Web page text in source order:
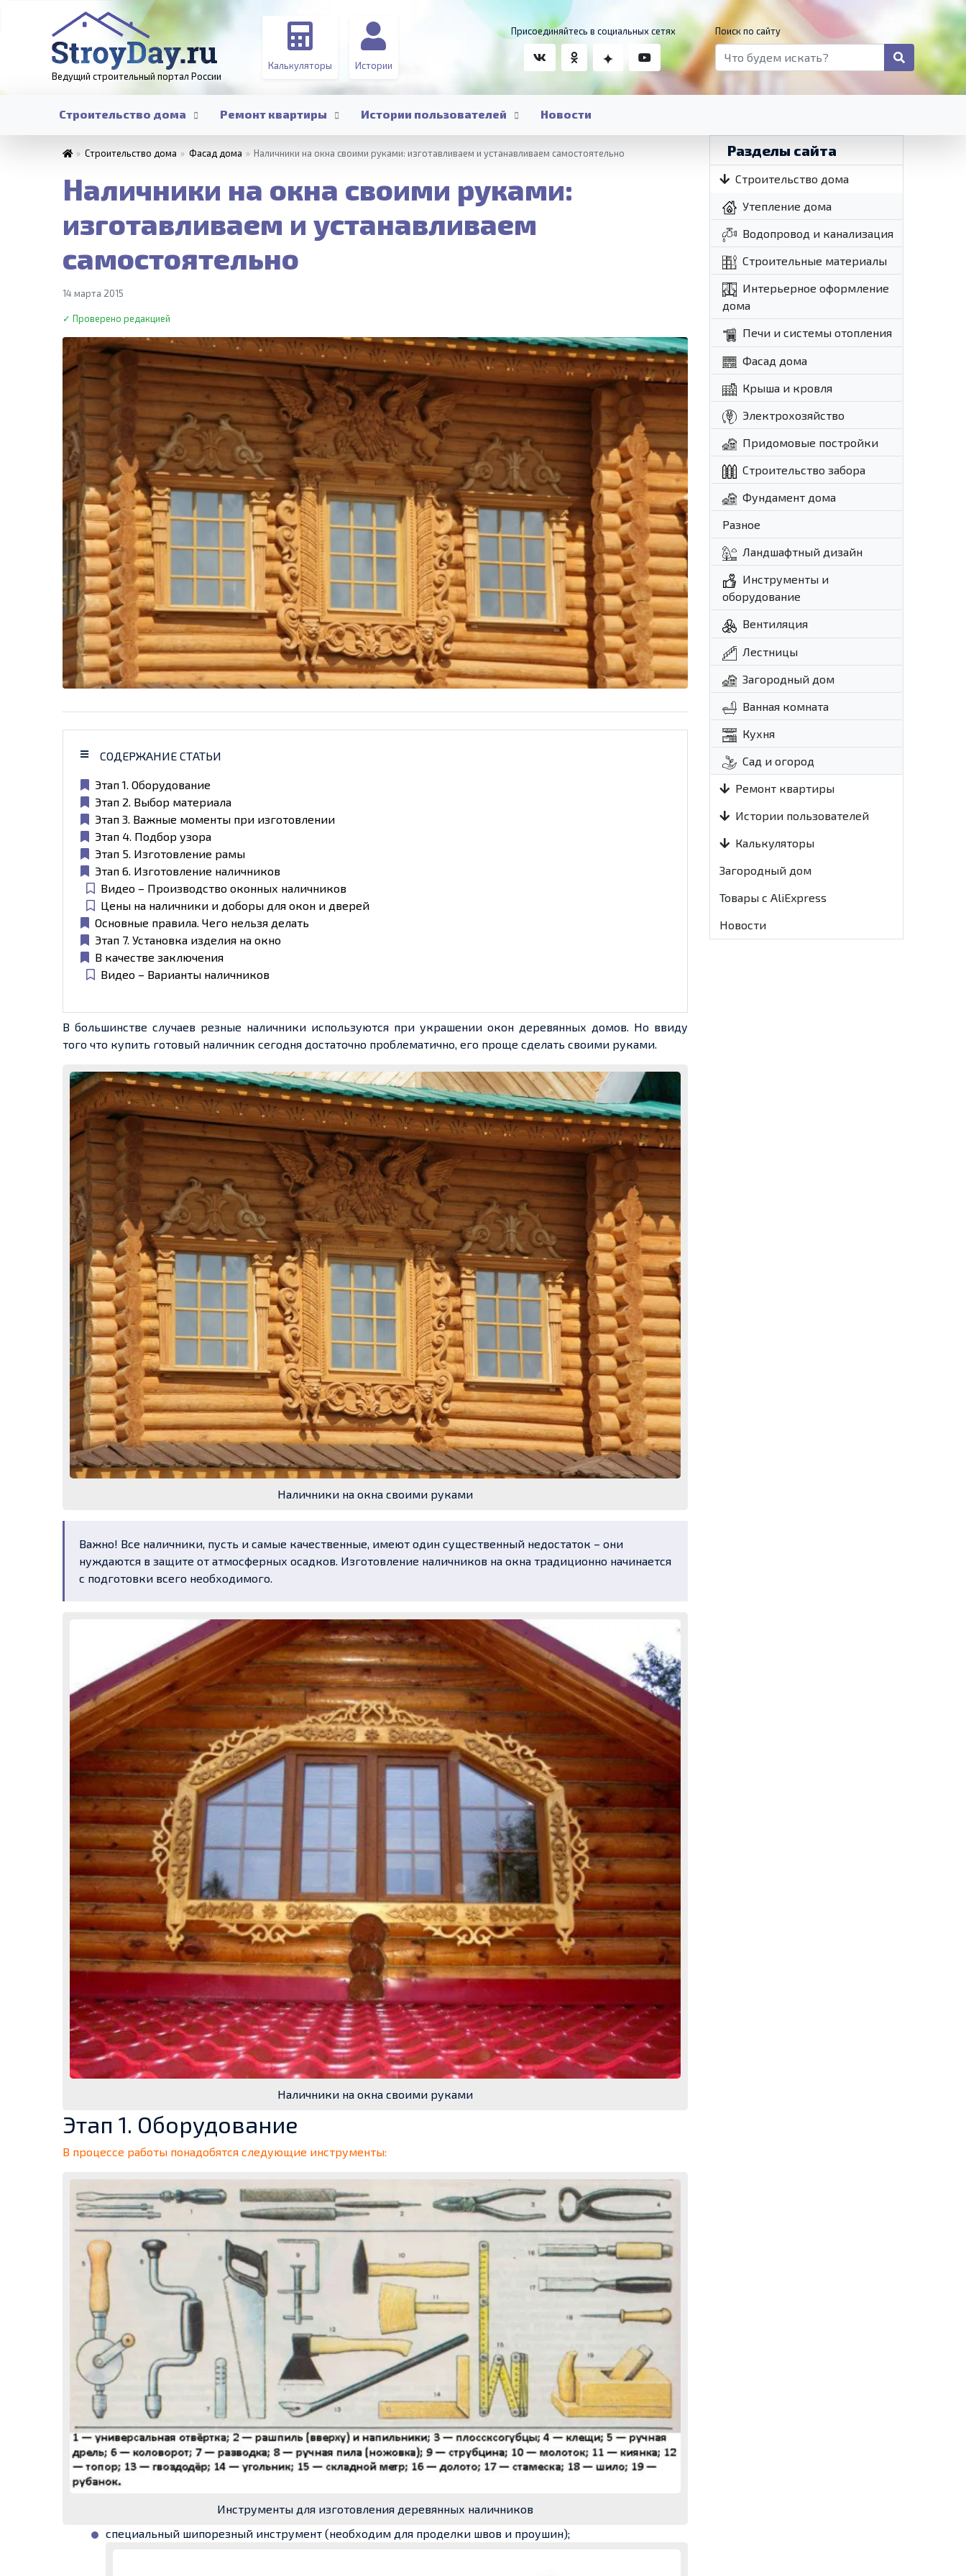
Ведущий строительный портал России
Калькуляторы Истории
Присоединяйтесь в социальных сетях Поиск по сайту
Строительство дома Ремонт квартиры Истории пользователей Новости
» Строительство дома » Фасад дома » Наличники на окна своими руками: изготавливаем и устанавливаем самостоятельно
Наличники на окна своими руками:
изготавливаем и устанавливаем
самостоятельно
14 марта 2015
✓ Проверено редакцией
СОДЕРЖАНИЕ СТАТЬИ
Этап 1. Оборудование
Этап 2. Выбор материала
Этап 3. Важные моменты при изготовлении
Этап 4. Подбор узора
Этап 5. Изготовление рамы
Этап 6. Изготовление наличников
Видео – Производство оконных наличников
Цены на наличники и доборы для окон и дверей
Основные правила. Чего нельзя делать
Этап 7. Установка изделия на окно
В качестве заключения
Видео – Варианты наличников
В большинстве случаев резные наличники используются при украшении окон деревянных домов. Но ввиду
того что купить готовый наличник сегодня достаточно проблематично, его проще сделать своими руками.
Наличники на окна своими руками
Важно! Все наличники, пусть и самые качественные, имеют один существенный недостаток – они
нуждаются в защите от атмосферных осадков. Изготовление наличников на окна традиционно начинается
с подготовки всего необходимого.
Наличники на окна своими руками
Этап 1. Оборудование
В процессе работы понадобятся следующие инструменты:
Инструменты для изготовления деревянных наличников
специальный шипорезный инструмент (необходим для проделки швов и проушин);
Разделы сайта
Строительство дома
Утепление дома
Водопровод и канализация
Строительные материалы
Интерьерное оформление
дома
Печи и системы отопления
Фасад дома
Крыша и кровля
Электрохозяйство
Придомовые постройки
Строительство забора
Фундамент дома
Разное
Ландшафтный дизайн
Инструменты и
оборудование
Вентиляция
Лестницы
Загородный дом
Ванная комната
Кухня
Сад и огород
Ремонт квартиры
Истории пользователей
Калькуляторы
Загородный дом
Товары с AliExpress
Новости